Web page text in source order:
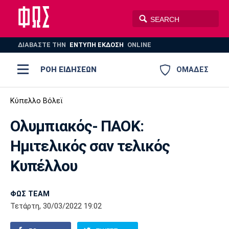
ΔΙΑΒΑΣΤΕ THN ΕΝΤΥΠΗ ΕΚΔΟΣΗ ONLINE
ΟΜΑΔΕΣ
ΡΟΗ ΕΙΔΗΣΕΩΝ
ΠΟΔΟΣΦΑΙΡΟ
ΠΟΛΟ
AUTO-MOTO
Ποδόσφαιρο
Super League 1
Super League 2
Ελλάδα
Μπάσκετ
Ελλάδα
EuroLeague
Ολυμπιακοί Αγώνες
Πόλο
Ολυμπιακός ΑΕΚ ΠΑΟΚ
Παναθηναϊκός Ατρόμητος
Κύπελλο Βόλεϊ
Ολυμπιακός- ΠΑΟΚ:
Ημιτελικός σαν τελικός
Κυπέλλου
ΦΩΣ TEAM
Τετάρτη, 30/03/2022 19:02